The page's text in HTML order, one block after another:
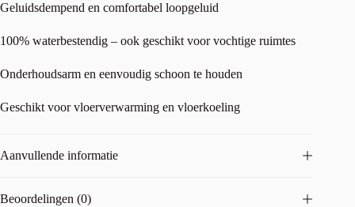
Geluidsdempend en comfortabel loopgeluid
100% waterbestendig – ook geschikt voor vochtige ruimtes
Onderhoudsarm en eenvoudig schoon te houden
Geschikt voor vloerverwarming en vloerkoeling
Aanvullende informatie
Beoordelingen (0)